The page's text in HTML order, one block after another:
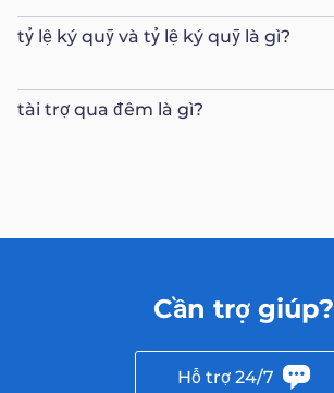
tỷ lệ ký quỹ và tỷ lệ ký quỹ là gì?
tài trợ qua đêm là gì?
Cần trợ giúp?
Hỗ trợ 24/7